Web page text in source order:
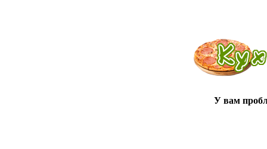
У вам